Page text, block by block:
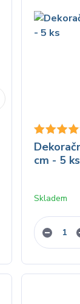
cm - 5 ks
Skladem